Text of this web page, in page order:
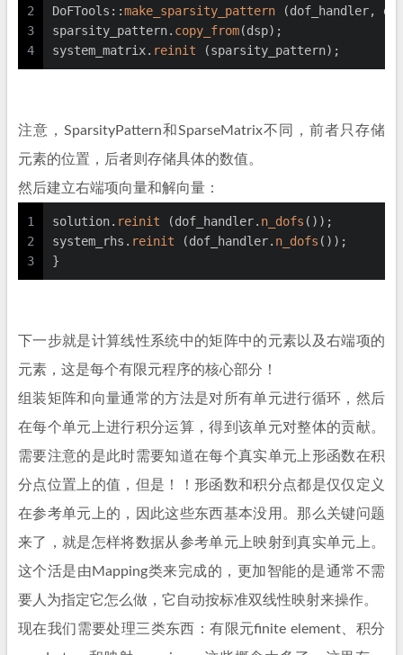
2
3
4
DoFTools::make_sparsity_pattern (dof_handler,
sparsity_pattern. copy_from(dsp);
system_matrix. reinit (sparsity_pattern);
注意，SparsityPattern和SparseMatrix不同，前者只存储
元素的位置，后者则存储具体的数值。
然后建立右端项向量和解向量：
1
2
3
solution. reinit (dof_handler. n_dofs ());
system_rhs. reinit (dof_handler. n_dofs ());
}
下一步就是计算线性系统中的矩阵中的元素以及右端项的
元素，这是每个有限元程序的核心部分！
组装矩阵和向量通常的方法是对所有单元进行循环，然后
在每个单元上进行积分运算，得到该单元对整体的贡献。
需要注意的是此时需要知道在每个真实单元上形函数在积
分点位置上的值，但是！！形函数和积分点都是仅仅定义
在参考单元上的，因此这些东西基本没用。那么关键问题
来了，就是怎样将数据从参考单元上映射到真实单元上。
这个活是由Mapping类来完成的，更加智能的是通常不需
要人为指定它怎么做，它自动按标准双线性映射来操作。
现在我们需要处理三类东西：有限元finite element、积分